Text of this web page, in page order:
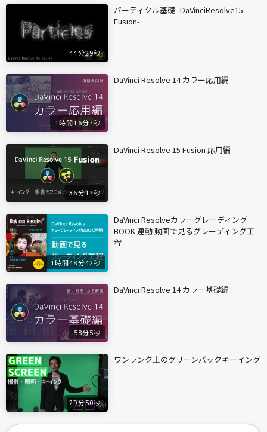
44分29秒
パーティクル基礎 -DaVinciResolve15
Fusion-
1時間16分7秒
DaVinci Resolve 14 カラー応用編
36分17秒
DaVinci Resolve 15 Fusion 応用編
1時間48分42秒
DaVinci Resolveカラーグレーディング
BOOK 連動 動画で見るグレーディング工
程
58分5秒
DaVinci Resolve 14 カラー基礎編
29分50秒
ワンランク上のグリーンバックキーイング